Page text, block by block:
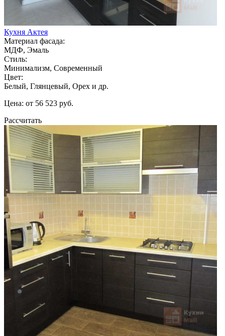
Кухня Актея
Материал фасада:
МДФ, Эмаль
Стиль:
Минимализм, Современный
Цвет:
Белый, Глянцевый, Орех и др.
Цена: от 56 523 руб.
Рассчитать